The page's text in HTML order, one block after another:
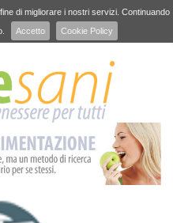
di migliorare i nostri servizi. Continuando
Accetto Cookie Policy